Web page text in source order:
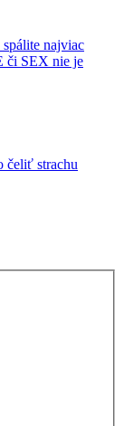
najviac
SEX nie je
čeliť strachu